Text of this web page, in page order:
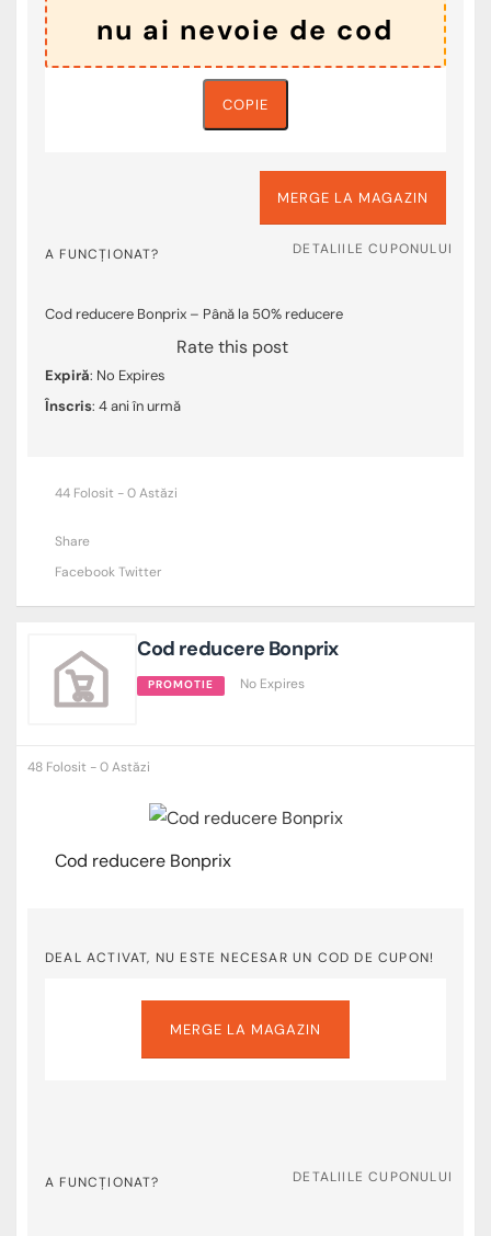
COPIE
MERGE LA MAGAZIN
A FUNCȚIONAT? DETALIILE CUPONULUI
Cod reducere Bonprix – Până la 50% reducere
Rate this post
Expiră: No Expires
Înscris: 4 ani în urmă
44 Folosit - 0 Astăzi
Share
FacebookTwitter
Cod reducere Bonprix
PROMOTIE No Expires
48 Folosit - 0 Astăzi
Cod reducere Bonprix
DEAL ACTIVAT, NU ESTE NECESAR UN COD DE CUPON!
MERGE LA MAGAZIN
A FUNCȚIONAT? DETALIILE CUPONULUI